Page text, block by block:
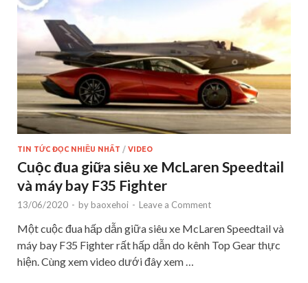
TIN TỨC ĐỌC NHIỀU NHẤT / VIDEO
Cuộc đua giữa siêu xe McLaren Speedtail
và máy bay F35 Fighter
13/06/2020 - by baoxehoi - Leave a Comment
Một cuộc đua hấp dẫn giữa siêu xe McLaren Speedtail và
máy bay F35 Fighter rất hấp dẫn do kênh Top Gear thực
hiện. Cùng xem video dưới đây xem …